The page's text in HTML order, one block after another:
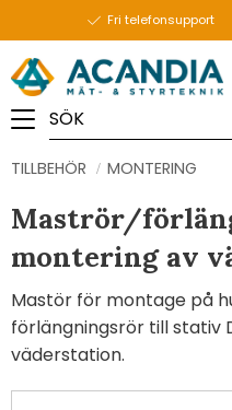
Fri telefonsupport
TILLBEHÖR MONTERING
Maströr/
montering av
Mastör för montage på
förlängningsrör till stativ
väderstation.